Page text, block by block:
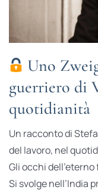
Uno
guerriero di
quotidianità
Un racconto di
del lavoro, nel
Gli occhi
Si svolge nell’India